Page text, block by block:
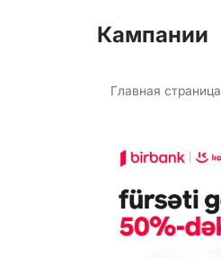
Кампании
Главная страница